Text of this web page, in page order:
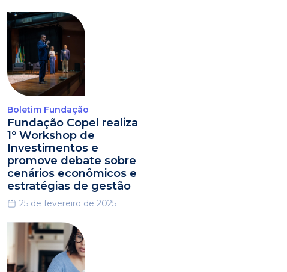
Boletim Fundação
Fundação Copel realiza
1º Workshop de
Investimentos e
promove debate sobre
cenários econômicos e
estratégias de gestão
25 de fevereiro de 2025